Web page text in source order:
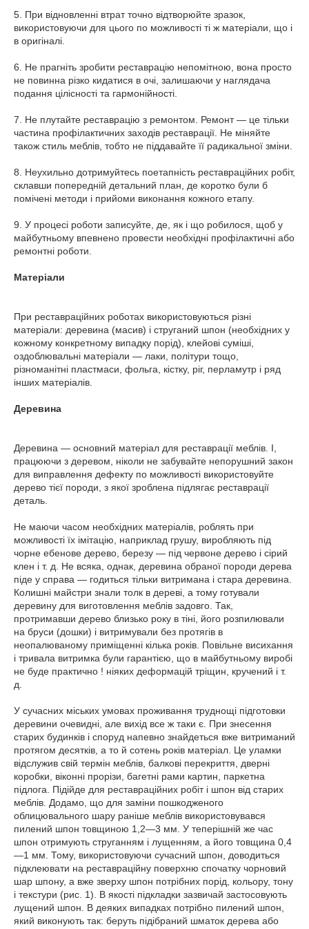
5. При відновленні втрат точно відтворюйте зразок,
використовуючи для цього по можливості ті ж матеріали, що і
в оригіналі.
6. Не прагніть зробити реставрацію непомітною, вона просто
не повинна різко кидатися в очі, залишаючи у наглядача
подання цілісності та гармонійності.
7. Не плутайте реставрацію з ремонтом. Ремонт — це тільки
частина профілактичних заходів реставрації. Не міняйте
також стиль меблів, тобто не піддавайте її радикальної зміни.
8. Неухильно дотримуйтесь поетапність реставраційних робіт,
склавши попередній детальний план, де коротко були б
помічені методи і прийоми виконання кожного етапу.
9. У процесі роботи записуйте, де, як і що робилося, щоб у
майбутньому впевнено провести необхідні профілактичні або
ремонтні роботи.
Матеріали
При реставраційних роботах використовуються різні
матеріали: деревина (масив) і струганий шпон (необхідних у
кожному конкретному випадку порід), клейові суміші,
оздоблювальні матеріали — лаки, політури тощо,
різноманітні пластмаси, фольга, кістку, ріг, перламутр і ряд
інших матеріалів.
Деревина
Деревина — основний матеріал для реставрації меблів. І,
працюючи з деревом, ніколи не забувайте непорушний закон
для виправлення дефекту по можливості використовуйте
дерево тієї породи, з якої зроблена підлягає реставрації
деталь.
Не маючи часом необхідних матеріалів, роблять при
можливості їх імітацію, наприклад грушу, виробляють під
чорне ебенове дерево, березу — під червоне дерево і сірий
клен і т. д. Не всяка, однак, деревина обраної породи дерева
піде у справа — годиться тільки витримана і стара деревина.
Колишні майстри знали толк в дереві, а тому готували
деревину для виготовлення меблів задовго. Так,
протримавши дерево близько року в тіні, його розпилювали
на бруси (дошки) і витримували без протягів в
неопалюваному приміщенні кілька років. Повільне висихання
і тривала витримка були гарантією, що в майбутньому виробі
не буде практично ! ніяких деформацій тріщин, кручений і т.
д.
У сучасних міських умовах проживання труднощі підготовки
деревини очевидні, але вихід все ж таки є. При знесення
старих будинків і споруд напевно знайдеться вже витриманий
протягом десятків, а то й сотень років матеріал. Це уламки
відслужив свій термін меблів, балкові перекриття, дверні
коробки, віконні прорізи, багетні рами картин, паркетна
підлога. Підійде для реставраційних робіт і шпон від старих
меблів. Додамо, що для заміни пошкодженого
облицювального шару раніше меблів використовувався
пилений шпон товщиною 1,2—3 мм. У теперішній же час
шпон отримують струганням і лущенням, а його товщина 0,4
—1 мм. Тому, використовуючи сучасний шпон, доводиться
підклеювати на реставраційну поверхню спочатку чорновий
шар шпону, а вже зверху шпон потрібних порід, кольору, тону
і текстури (рис. 1). В якості підкладки зазвичай застосовують
лущений шпон. В деяких випадках потрібно пилений шпон,
який виконують так: беруть підібраний шматок дерева або